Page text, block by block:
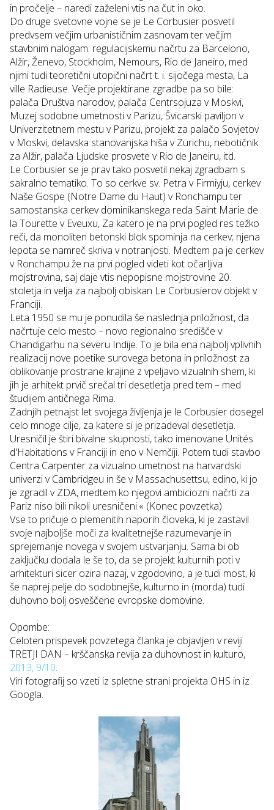
in pročelje – naredi zaželeni vtis na čut in oko.
Do druge svetovne vojne se je Le Corbusier posvetil
predvsem večjim urbanističnim zasnovam ter večjim
stavbnim nalogam: regulacijskemu načrtu za Barcelono,
Alžir, Ženevo, Stockholm, Nemours, Rio de Janeiro, med
njimi tudi teoretični utopični načrt t. i. sijočega mesta, La
ville Radieuse. Večje projektirane zgradbe pa so bile:
palača Društva narodov, palača Centrsojuza v Moskvi,
Muzej sodobne umetnosti v Parizu, Švicarski paviljon v
Univerzitetnem mestu v Parizu, projekt za palačo Sovjetov
v Moskvi, delavska stanovanjska hiša v Zürichu, nebotičnik
za Alžir, palača Ljudske prosvete v Rio de Janeiru, itd.
Le Corbusier se je prav tako posvetil nekaj zgradbam s
sakralno tematiko. To so cerkve sv. Petra v Firmiyju, cerkev
Naše Gospe (Notre Dame du Haut) v Ronchampu ter
samostanska cerkev dominikanskega reda Saint Marie de
la Tourette v Eveuxu, Za katero je na prvi pogled res težko
reči, da monoliten betonski blok spominja na cerkev; njena
lepota se namreč skriva v notranjosti. Medtem pa je cerkev
v Ronchampu že na prvi pogled videti kot očarljiva
mojstrovina, saj daje vtis nepopisne mojstrovine 20.
stoletja in velja za najbolj obiskan Le Corbusierov objekt v
Franciji.
Leta 1950 se mu je ponudila še naslednja priložnost, da
načrtuje celo mesto – novo regionalno središče v
Chandigarhu na severu Indije. To je bila ena najbolj vplivnih
realizacij nove poetike surovega betona in priložnost za
oblikovanje prostrane krajine z vpeljavo vizualnih shem, ki
jih je arhitekt prvič srečal tri desetletja pred tem – med
študijem antičnega Rima.
Zadnjih petnajst let svojega življenja je le Corbusier dosegel
celo mnoge cilje, za katere si je prizadeval desetletja.
Uresničil je štiri bivalne skupnosti, tako imenovane Unités
d'Habitations v Franciji in eno v Nemčiji. Potem tudi stavbo
Centra Carpenter za vizualno umetnost na harvardski
univerzi v Cambridgeu in še v Massachusettsu, edino, ki jo
je zgradil v ZDA, medtem ko njegovi ambiciozni načrti za
Pariz niso bili nikoli uresničeni.« (Konec povzetka)
Vse to pričuje o plemenitih naporih človeka, ki je zastavil
svoje najboljše moči za kvalitetnejše razumevanje in
sprejemanje novega v svojem ustvarjanju. Sama bi ob
zaključku dodala le še to, da se projekt kulturnih poti v
arhitekturi sicer ozira nazaj, v zgodovino, a je tudi most, ki
še naprej pelje do sodobnejše, kulturno in (morda) tudi
duhovno bolj osveščene evropske domovine.
Opombe:
Celoten prispevek povzetega članka je objavljen v reviji
TRETJI DAN – krščanska revija za duhovnost in kulturo,
2013, 9/10.
Viri fotografij so vzeti iz spletne strani projekta OHS in iz
Googla.